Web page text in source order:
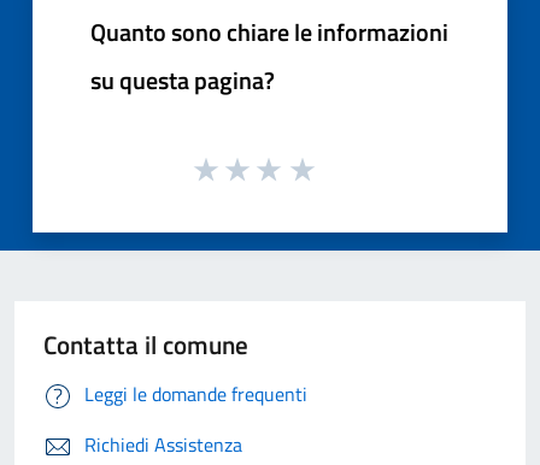
Quanto sono chiare le informazioni
su questa pagina?
Contatta il comune
Leggi le domande frequenti
Richiedi Assistenza